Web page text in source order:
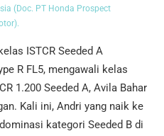
(Doc. PT Honda Prospect
ISTCR Seeded A
R FL5, mengawali kelas
1.200 Seeded A, Avila Bahar
Kali ini, Andri yang naik ke
kategori Seeded B di